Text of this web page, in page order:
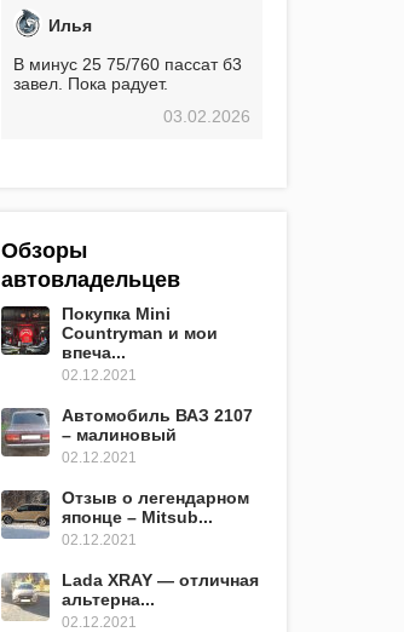
связанной с аккумулятором.
Прекрасный аккумулятор!
Недавно установил новый
АКОМ + EFB 75. Судя по
характеристикам, он даже
превосходит предыдущую
Илья
В минус 25 75/760 пассат б3
завел. Пока радует.
03.02.2026
Обзоры
автовладельцев
Покупка Mini
Countryman и мои
впеча...
02.12.2021
Автомобиль ВАЗ 2107
– малиновый
02.12.2021
Отзыв о легендарном
японце – Mitsub...
02.12.2021
Lada XRAY — отличная
альтерна...
02.12.2021